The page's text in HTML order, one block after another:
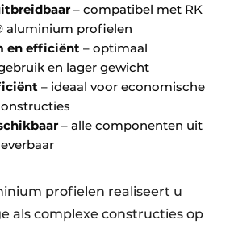
– compatibel met RK
aluminium profielen
en efficiënt – optimaal
en lager gewicht
– ideaal voor economische
– alle componenten uit
profielen realiseert u
als complexe constructies op